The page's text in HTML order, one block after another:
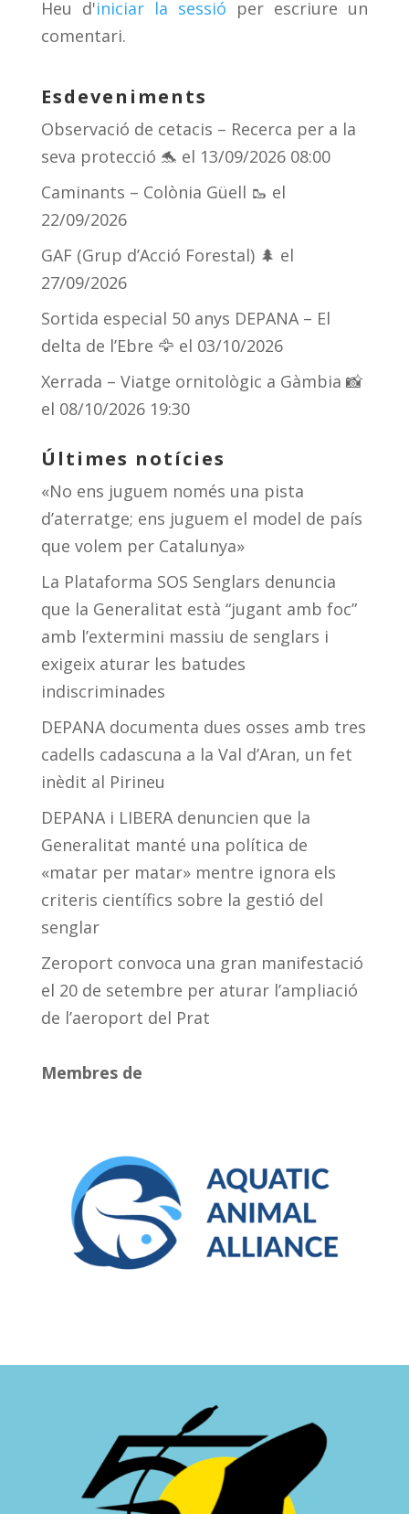
ix
Heu d'iniciar la sessió per escriure un
comentari.
Esdeveniments
Observació de cetacis – Recerca per a la
seva protecció 🐬 el 13/09/2026 08:00
Caminants – Colònia Güell 🥾 el
22/09/2026
GAF (Grup d’Acció Forestal) 🌲 el
27/09/2026
Sortida especial 50 anys DEPANA – El
delta de l’Ebre 🦅 el 03/10/2026
Xerrada – Viatge ornitològic a Gàmbia 📸
el 08/10/2026 19:30
Últimes notícies
«No ens juguem només una pista
d’aterratge; ens juguem el model de país
que volem per Catalunya»
La Plataforma SOS Senglars denuncia
que la Generalitat està “jugant amb foc”
amb l’extermini massiu de senglars i
exigeix aturar les batudes
indiscriminades
DEPANA documenta dues osses amb tres
cadells cadascuna a la Val d’Aran, un fet
inèdit al Pirineu
DEPANA i LIBERA denuncien que la
Generalitat manté una política de
«matar per matar» mentre ignora els
criteris científics sobre la gestió del
senglar
Zeroport convoca una gran manifestació
el 20 de setembre per aturar l’ampliació
de l’aeroport del Prat
Membres de